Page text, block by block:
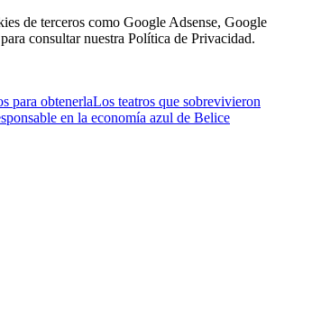
de terceros como Google Adsense, Google
consultar nuestra Política de Privacidad.
para obtenerlaLos teatros que sobrevivieron
en la economía azul de Belice